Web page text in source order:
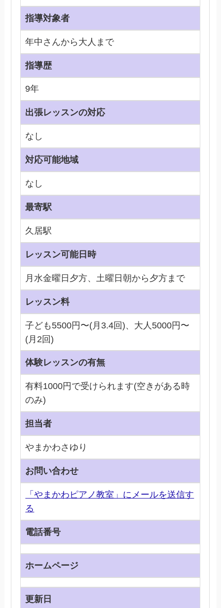
指導対象者
年中さんから大人まで
指導歴
9年
出張レッスンの対応
なし
対応可能地域
なし
最寄駅
久居駅
レッスン可能日時
月水金曜日夕方、土曜日朝から夕方まで
レッスン料
子ども5500円〜(月3.4回)、大人5000円〜
(月2回)
体験レッスンの有無
有料1000円で受けられます(空きがある時
のみ)
担当者
やまかわさゆり
お問い合わせ
「やまかわピアノ教室」にメールを送信す
る
電話番号
ホームページ
更新日